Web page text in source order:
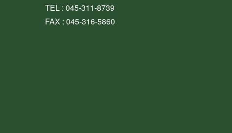
TEL : 045-311-8739
FAX : 045-316-5860